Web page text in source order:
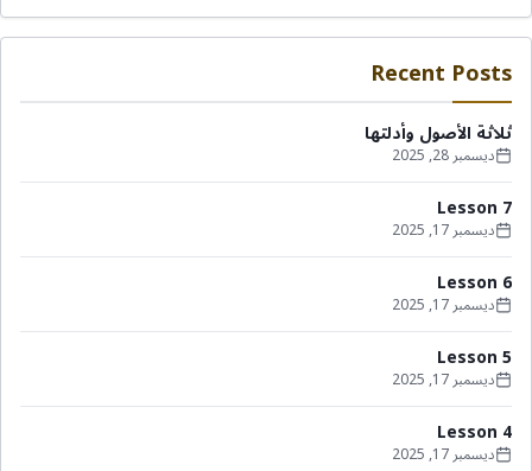
Recent Posts
ثلاثة الأصول وأدلتها
ديسمبر 28, 2025
Lesson 7
ديسمبر 17, 2025
Lesson 6
ديسمبر 17, 2025
Lesson 5
ديسمبر 17, 2025
Lesson 4
ديسمبر 17, 2025